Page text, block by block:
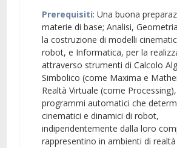
Prerequisiti: Una buona
materie di base; Analisi,
la costruzione di modelli
robot, e Informatica, per la
attraverso strumenti di Calcolo
Simbolico (come Maxima e
Realtà Virtuale (come
programmi automatici che
cinematici e dinamici di robot,
indipendentemente dalla loro
rappresentino in ambienti di